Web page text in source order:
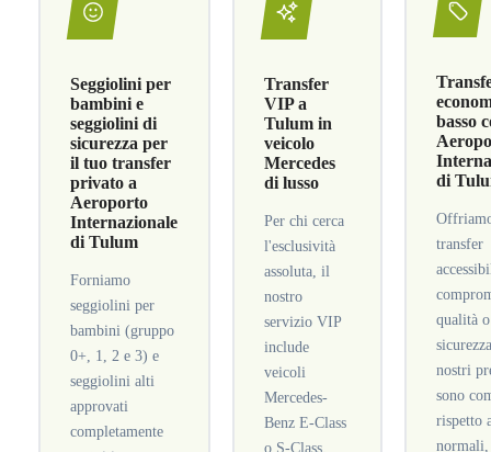
Seggiolini per
bambini e
seggiolini di
sicurezza per
il tuo transfer
privato a
Aeroporto
Internazionale
di Tulum
Forniamo
seggiolini per
bambini (gruppo
0+, 1, 2 e 3) e
seggiolini alti
approvati
completamente
Transfer
VIP a
Tulum in
veicolo
Mercedes
di lusso
Per chi cerca
l'esclusività
assoluta, il
nostro
servizio VIP
include
veicoli
Mercedes-
Benz E-Class
o S-Class,
basso
di
transfer
qualità o
nostri
sono
rispetto